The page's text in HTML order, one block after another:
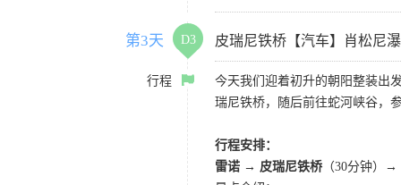
第3天 D3 皮瑞尼铁桥【汽车】肖松尼
行程
今天我们迎着初升的朝阳整装出
瑞尼铁桥，随后前往蛇河峡谷，
行程安排：
雷诺 → 皮瑞尼铁桥 （30分钟）
→